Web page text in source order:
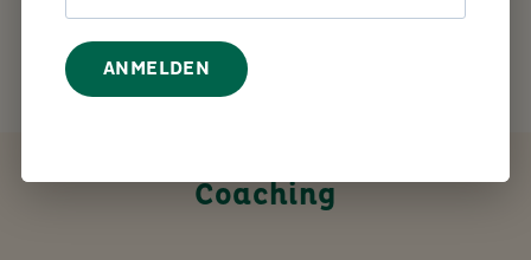
MEIN ANGEBOT
Coaching
ANMELDEN